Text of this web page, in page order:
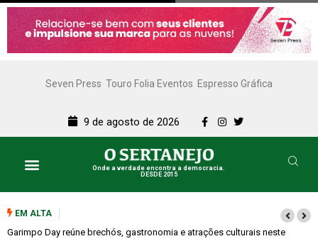
Seven Press Touro Folia Eventos Espresso Gráfica
9 de agosto de 2026
Onde a verdade encontra a democracia.
DESDE 2015
EM ALTA
Bugonia transforma paranoia e conspiração em um suspense